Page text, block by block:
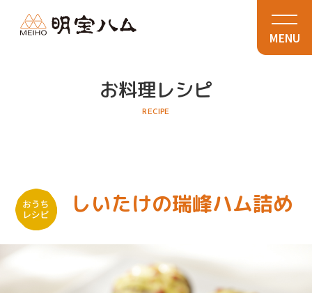
お料理レシピ
RECIPE
しいたけの瑞峰ハム詰め
MENU